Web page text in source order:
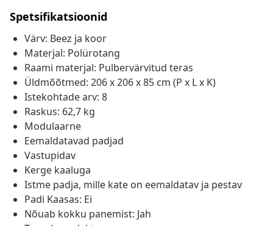
Spetsifikatsioonid
Värv: Beez ja koor
Materjal: Polürotang
Raami materjal: Pulbervärvitud teras
Üldmõõtmed: 206 x 206 x 85 cm (P x L x K)
Istekohtade arv: 8
Raskus: 62,7 kg
Modulaarne
Eemaldatavad padjad
Vastupidav
Kerge kaaluga
Istme padja, mille kate on eemaldatav ja pestav
Padi Kaasas: Ei
Nõuab kokku panemist: Jah